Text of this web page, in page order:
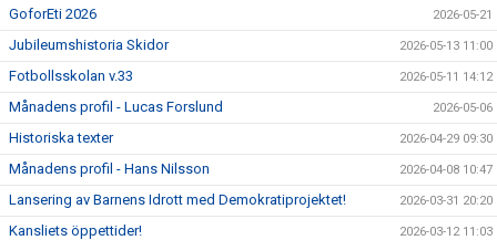
GoforEti 2026 2026-05-21
Jubileumshistoria Skidor 2026-05-13 11:00
Fotbollsskolan v.33 2026-05-11 14:12
Månadens profil - Lucas Forslund 2026-05-06
Historiska texter 2026-04-29 09:30
Månadens profil - Hans Nilsson 2026-04-08 10:47
Lansering av Barnens Idrott med Demokratiprojektet! 2026-03-31 20:20
Kansliets öppettider! 2026-03-12 11:03